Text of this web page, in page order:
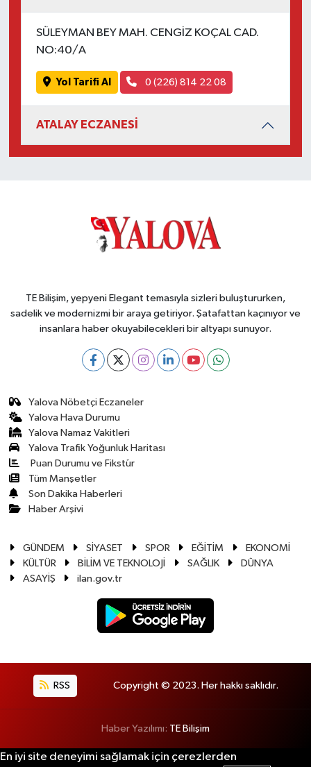
SÜLEYMAN BEY MAH. CENGİZ KOÇAL CAD.
NO:40/A
Yol Tarifi Al 0 (226) 814 22 08
ATALAY ECZANESİ
TE Bilişim, yepyeni Elegant temasıyla sizleri buluştururken,
sadelik ve modernizmi bir araya getiriyor. Şatafattan kaçınıyor ve
insanlara haber okuyabilecekleri bir altyapı sunuyor.
Yalova Nöbetçi Eczaneler
Yalova Hava Durumu
Yalova Namaz Vakitleri
Yalova Trafik Yoğunluk Haritası
Puan Durumu ve Fikstür
Tüm Manşetler
Son Dakika Haberleri
Haber Arşivi
GÜNDEM SİYASET SPOR EĞİTİM
EKONOMİ
KÜLTÜR
BİLİM VE TEKNOLOJİ SAĞLIK
DÜNYA
ASAYİŞ
ilan.gov.tr
RSS Copyright © 2023. Her hakkı saklıdır.
Haber Yazılımı: TE Bilişim
En iyi site deneyimi sağlamak için çerezlerden